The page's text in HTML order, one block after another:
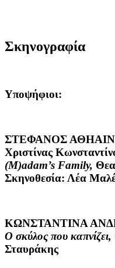
Σκηνογραφία
Υποψήφιοι:
ΣΤΕΦΑΝΟΣ
Χριστίνας
(M)adam’s Family,
Σκηνοθεσία: Λέα
ΚΩΝΣΤΑΝΤΙΝΑ
Ο σκύλος που καπνίζει,
Σταυράκης